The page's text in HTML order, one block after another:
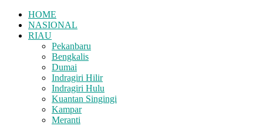
HOME
NASIONAL
RIAU
Pekanbaru
Bengkalis
Dumai
Indragiri Hilir
Indragiri Hulu
Kuantan Singingi
Kampar
Meranti